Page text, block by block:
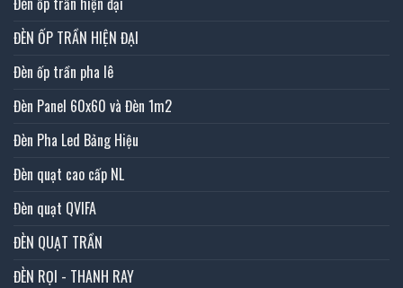
ĐÈN ỐP TRẦN HIỆN ĐẠI
Đèn ốp trần pha lê
Đèn Panel 60x60 và Đèn 1m2
Đèn Pha Led Bảng Hiệu
Đèn quạt cao cấp NL
Đèn quạt QVIFA
ĐÈN QUẠT TRẦN
ĐÈN RỌI - THANH RAY